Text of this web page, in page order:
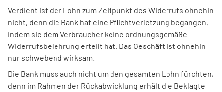
Verdient ist der Lohn zum Zeitpunkt des Widerrufs ohnehin
nicht, denn die Bank hat eine Pflichtverletzung begangen,
indem sie dem Verbraucher keine ordnungsgemäße
Widerrufsbelehrung erteilt hat. Das Geschäft ist ohnehin
nur schwebend wirksam.
Die Bank muss auch nicht um den gesamten Lohn fürchten,
denn im Rahmen der Rückabwicklung erhält die Beklagte